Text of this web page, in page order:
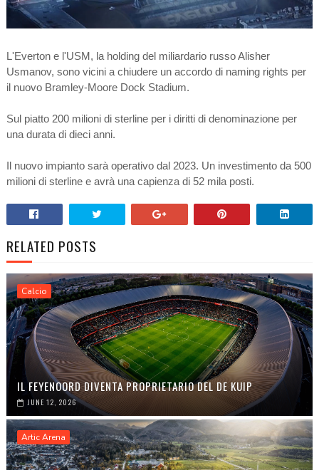
L'Everton e l'USM, la holding del miliardario russo Alisher
Usmanov, sono vicini a chiudere un accordo di naming rights per
il nuovo Bramley-Moore Dock Stadium.
Sul piatto 200 milioni di sterline per i diritti di denominazione per
una durata di dieci anni.
Il nuovo impianto sarà operativo dal 2023. Un investimento da 500
milioni di sterline e avrà una capienza di 52 mila posti.
RELATED POSTS
Calcio
IL FEYENOORD DIVENTA PROPRIETARIO DEL DE KUIP
JUNE 12, 2026
Artic Arena